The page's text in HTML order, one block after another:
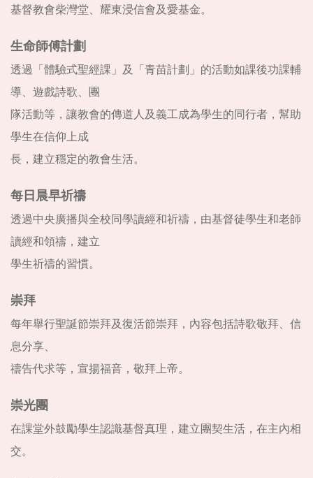
基督教會柴灣堂、耀東浸信會及愛基金。
生命師傅計劃
透過「體驗式聖經課」及「青苗計劃」的活動如課後功課輔
導、遊戲詩歌、團
隊活動等，讓教會的傳道人及義工成為學生的同行者，幫助
學生在信仰上成
長，建立穩定的教會生活。
每日晨早祈禱
透過中央廣播與全校同學讀經和祈禱，由基督徒學生和老師
讀經和領禱，建立
學生祈禱的習慣。
崇拜
每年舉行聖誕節崇拜及復活節崇拜，內容包括詩歌敬拜、信
息分享、
禱告代求等，宣揚福音，敬拜上帝。
崇光團
在課堂外鼓勵學生認識基督真理，建立團契生活，在主內相
交。